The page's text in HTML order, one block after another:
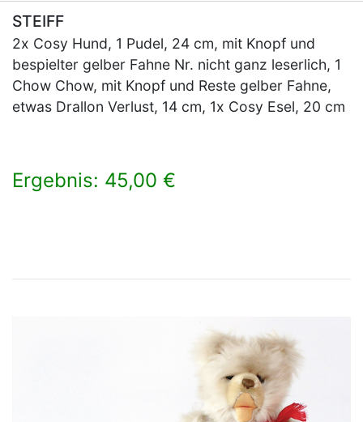
STEIFF
2x Cosy Hund, 1 Pudel, 24 cm, mit Knopf und
bespielter gelber Fahne Nr. nicht ganz leserlich, 1
Chow Chow, mit Knopf und Reste gelber Fahne,
etwas Drallon Verlust, 14 cm, 1x Cosy Esel, 20 cm
Ergebnis: 45,00 €